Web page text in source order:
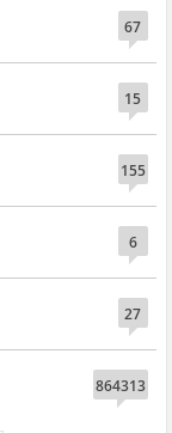
67
15
155
6
27
864313